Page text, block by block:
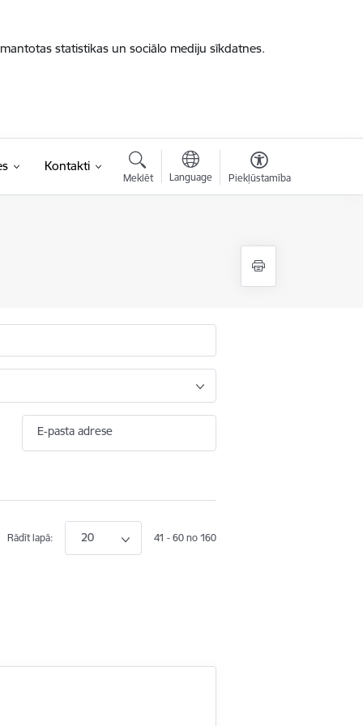
statistikas un sociālo mediju sīkdatnes.
Kontakti
Meklēt Language Piekļūstamība
E-pasta adrese
Rādīt lapā: 20 41 - 60 no 160